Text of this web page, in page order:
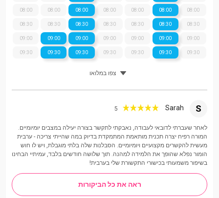
08:00
08:30
09:00
09:30
08:00
08:30
09:00
09:30
08:00
08:30
09:00
09:30
08:00
08:30
09:00
09:30
08:00
08:30
09:00
09:30
08:00
08:30
09:00
09:30
08:00
08:30
09:00
09:30
צפו במלואו
S
Sarah
5
לאחר שעברתי לדובאי לעבודה, נאבקתי לתקשר בצורה יעילה במצבים יומיומיים.
המורה רפיח יצרה תכנית מותאמת המתמקדת בדיוק במה שהייתי צריכה - ערבית
מעשית להקשרים מקצועיים ויומיומיים. הסבלנות שלה בלתי מוגבלת, ויש לו חוש
הומור נפלא שהופך את הלמידה למהנה. תוך שלושה חודשים בלבד, עמיתיי הבחינו
בשיפור משמעותי בכישורי התקשורת שלי בערבית!
ראה את כל הביקורות